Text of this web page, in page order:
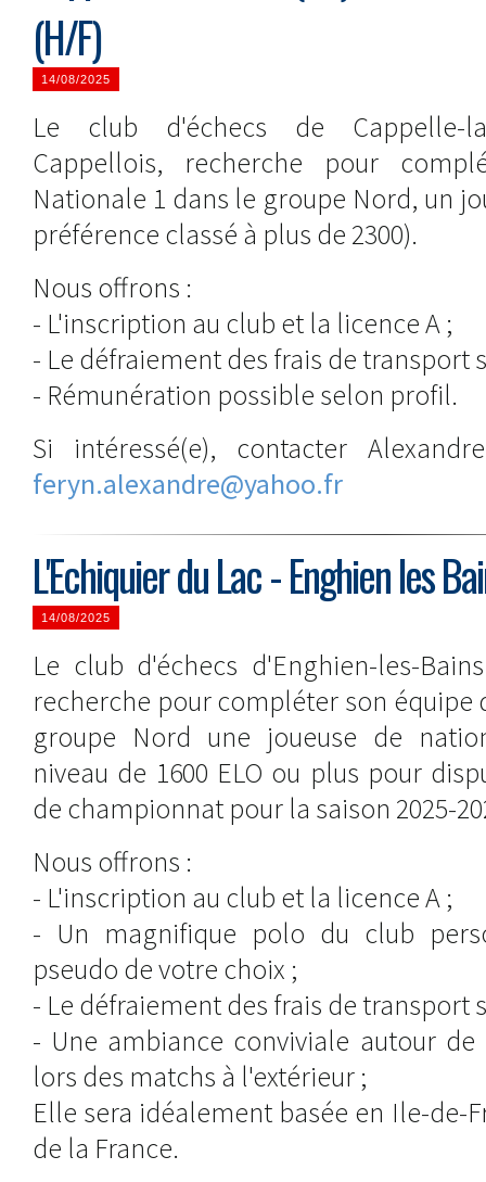
(H/F)
14/08/2025
Le club d'échecs de Cappelle-
Cappellois, recherche pour
Nationale 1 dans le groupe Nord, un
préférence classé à plus de 2300).
Nous offrons :
- L'inscription au club et la licence A ;
- Le défraiement des frais de transport
- Rémunération possible selon profil.
Si intéressé(e), contacter
feryn.alexandre@yahoo.fr
L'Echiquier du Lac - Enghien les
14/08/2025
Le club d'échecs d'Enghien-les-
recherche pour compléter son équipe
groupe Nord une joueuse de
niveau de 1600 ELO ou plus pour
de championnat pour la saison 2025-
Nous offrons :
- L'inscription au club et la licence A ;
- Un magnifique polo du club
pseudo de votre choix ;
- Le défraiement des frais de transport
- Une ambiance conviviale autour
lors des matchs à l'extérieur ;
Elle sera idéalement basée en Ile-de-
de la France.